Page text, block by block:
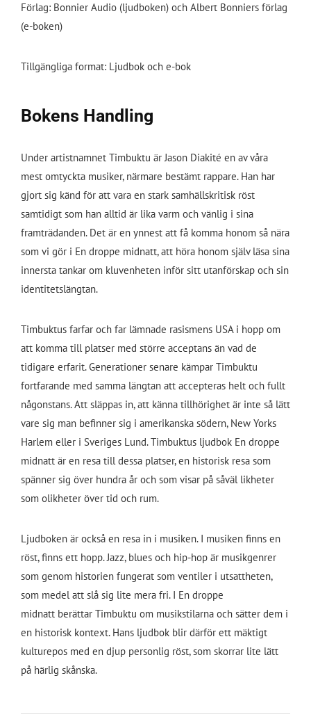
Förlag: Bonnier Audio (ljudboken) och Albert Bonniers förlag
(e-boken)
Tillgängliga format: Ljudbok och e-bok
Bokens Handling
Under artistnamnet Timbuktu är Jason Diakité en av våra
mest omtyckta musiker, närmare bestämt rappare. Han har
gjort sig känd för att vara en stark samhällskritisk röst
samtidigt som han alltid är lika varm och vänlig i sina
framträdanden. Det är en ynnest att få komma honom så nära
som vi gör i En droppe midnatt, att höra honom själv läsa sina
innersta tankar om kluvenheten inför sitt utanförskap och sin
identitetslängtan.
Timbuktus farfar och far lämnade rasismens USA i hopp om
att komma till platser med större acceptans än vad de
tidigare erfarit. Generationer senare kämpar Timbuktu
fortfarande med samma längtan att accepteras helt och fullt
någonstans. Att släppas in, att känna tillhörighet är inte så lätt
vare sig man befinner sig i amerikanska södern, New Yorks
Harlem eller i Sveriges Lund. Timbuktus ljudbok En droppe
midnatt är en resa till dessa platser, en historisk resa som
spänner sig över hundra år och som visar på såväl likheter
som olikheter över tid och rum.
Ljudboken är också en resa in i musiken. I musiken finns en
röst, finns ett hopp. Jazz, blues och hip-hop är musikgenrer
som genom historien fungerat som ventiler i utsattheten,
som medel att slå sig lite mera fri. I En droppe
midnatt berättar Timbuktu om musikstilarna och sätter dem i
en historisk kontext. Hans ljudbok blir därför ett mäktigt
kulturepos med en djup personlig röst, som skorrar lite lätt
på härlig skånska.